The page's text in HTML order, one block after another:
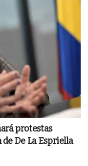
protestas
De La Espriella